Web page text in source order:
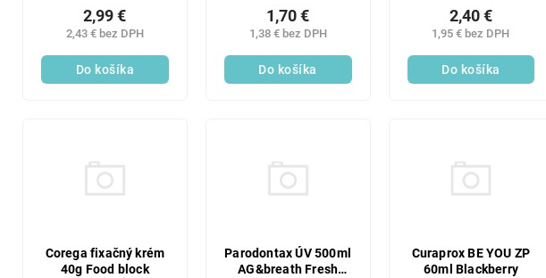
2,43 € bez DPH
2,99 €
Do košíka
1,38 € bez DPH
1,70 €
Do košíka
1,95 € bez DPH
2,40 €
Do košíka
Corega fixačný krém
40g Food block
Parodontax ÚV 500ml
AG&breath Fresh
Curaprox BE YOU ZP
60ml Blackberry